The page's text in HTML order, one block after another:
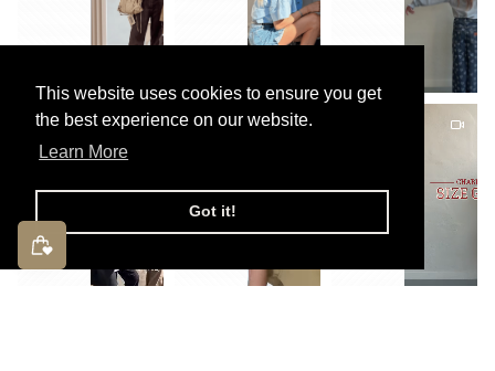
This website uses cookies to ensure you get
the best experience on our website.
Learn More
Got it!